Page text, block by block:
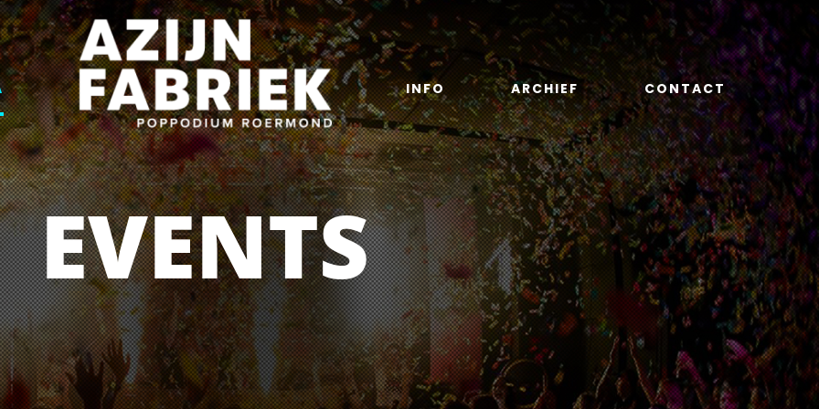
INFO ARCHIEF CONTACT
EVENTS